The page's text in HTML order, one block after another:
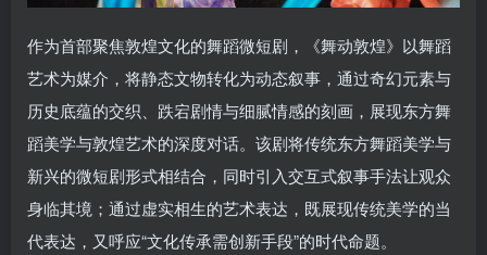
作为首部聚焦敦煌文化的舞蹈微短剧，《舞动敦煌》以舞蹈
艺术为媒介，将静态文物转化为动态叙事，通过奇幻元素与
历史底蕴的交织、跌宕剧情与细腻情感的刻画，展现东方舞
蹈美学与敦煌艺术的深度对话。该剧将传统东方舞蹈美学与
新兴的微短剧形式相结合，同时引入交互式叙事手法让观众
身临其境；通过虚实相生的艺术表达，既展现传统美学的当
代表达，又呼应“文化传承需创新手段”的时代命题。